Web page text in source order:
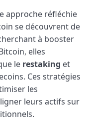
approche réfléchie
se découvrent de
à booster
elles
le restaking et
Ces stratégies
les
leurs actifs sur